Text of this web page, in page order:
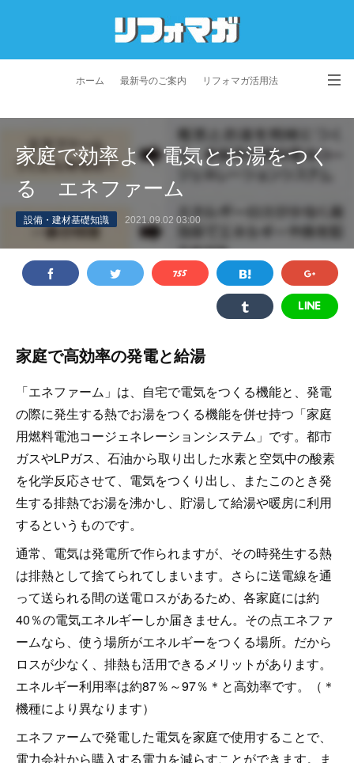
ホーム 最新号のご案内 リフォマガ活用法
プライバシーポリシー 利用規約 会社概要
家庭で効率よく電気とお湯をつく
る エネファーム
設備・建材基礎知識 2021.09.02 03:00
家庭で高効率の発電と給湯
「エネファーム」は、自宅で電気をつくる機能と、発電
の際に発生する熱でお湯をつくる機能を併せ持つ「家庭
用燃料電池コージェネレーションシステム」です。都市
ガスやLPガス、石油から取り出した水素と空気中の酸素
を化学反応させて、電気をつくり出し、またこのとき発
生する排熱でお湯を沸かし、貯湯して給湯や暖房に利用
するというものです。
通常、電気は発電所で作られますが、その時発生する熱
は排熱として捨てられてしまいます。さらに送電線を通
って送られる間の送電ロスがあるため、各家庭には約
40％の電気エネルギーしか届きません。その点エネファ
ームなら、使う場所がエネルギーをつくる場所。だから
ロスが少なく、排熱も活用できるメリットがあります。
エネルギー利用率は約87％～97％＊と高効率です。（＊
機種により異なります）
エネファームで発電した電気を家庭で使用することで、
電力会社から購入する電力を減らすことができます。ま